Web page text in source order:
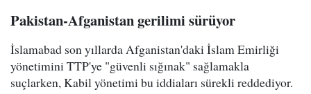
Pakistan-Afganistan gerilimi sürüyor
İslamabad son yıllarda Afganistan'daki İslam Emirliği
yönetimini TTP'ye "güvenli sığınak" sağlamakla
suçlarken, Kabil yönetimi bu iddiaları sürekli reddediyor.